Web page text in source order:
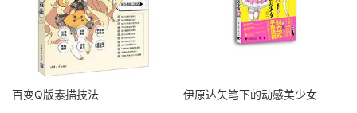
百变Q版素描技法 伊原达矢笔下的动感美少女